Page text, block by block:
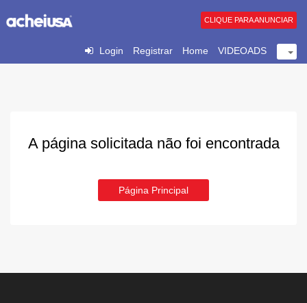
Login Registrar Home VIDEOADS
CLIQUE PARA ANUNCIAR
A página solicitada não foi encontrada
Página Principal